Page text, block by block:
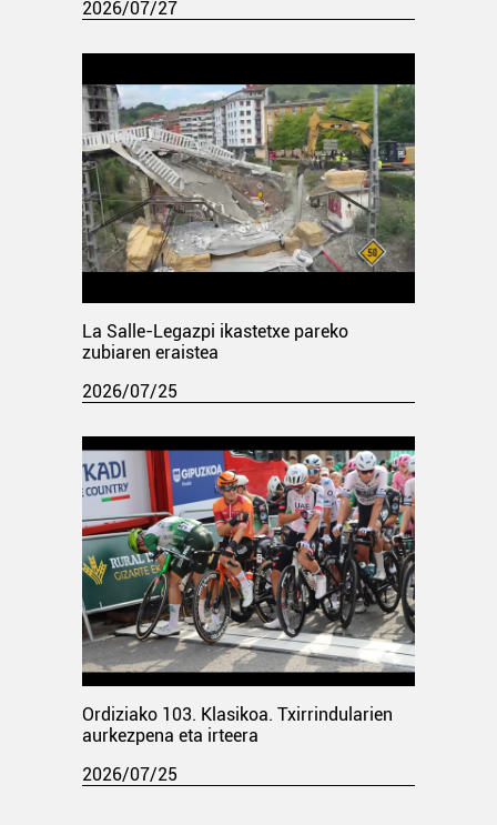
2026/07/27
La Salle-Legazpi ikastetxe pareko
zubiaren eraistea
2026/07/25
Ordiziako 103. Klasikoa. Txirrindularien
aurkezpena eta irteera
2026/07/25